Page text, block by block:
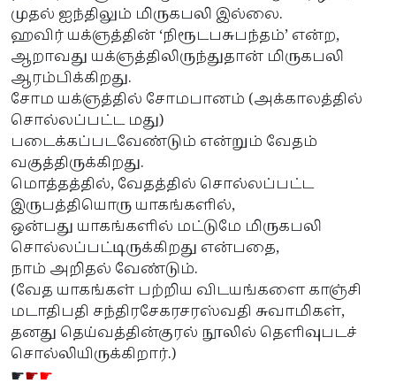
முதல் ஐந்திலும் மிருகபலி இல்லை.
ஹவிர் யக்ஞத்தின் ‘நிரூடபசுபந்தம்’ என்ற,
ஆறாவது யக்ஞத்திலிருந்துதான் மிருகபலி
ஆரம்பிக்கிறது.
சோம யக்ஞத்தில் சோமபானம் (அக்காலத்தில்
சொல்லப்பட்ட மது)
படைக்கப்படவேண்டும் என்றும் வேதம்
வகுத்திருக்கிறது.
மொத்தத்தில், வேதத்தில் சொல்லப்பட்ட
இருபத்தியொரு யாகங்களில்,
ஒன்பது யாகங்களில் மட்டுமே மிருகபலி
சொல்லப்பட்டிருக்கிறது என்பதை,
நாம் அறிதல் வேண்டும்.
(வேத யாகங்கள் பற்றிய விடயங்களை காஞ்சி
மடாதிபதி சந்திரசேகரசரஸ்வதி சுவாமிகள்,
தனது தெய்வத்தின்குரல் நூலில் தெளிவுபடச்
சொல்லியிருக்கிறார்.)
☛☛☛